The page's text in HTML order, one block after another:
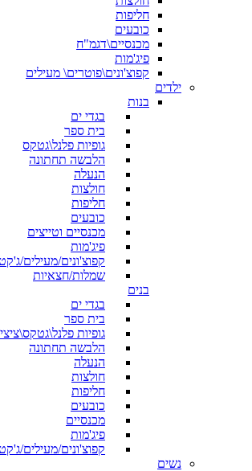
חליפות
כובעים
מכנסיים\דגמ"ח
פיג'מות
קפוצ'ונים\פוטרים\ מעילים
ילדים
בנות
בגדי ים
בית ספר
גופיות פלנל\גטקס
הלבשה תחתונה
הנעלה
חולצות
חליפות
כובעים
מכנסיים וטייצים
פיג'מות
קפוצ'ונים/מעילים/
שמלות/חצאיות
בנים
בגדי ים
בית ספר
גופיות
הלבשה תחתונה
הנעלה
חולצות
חליפות
כובעים
מכנסיים
פיג'מות
קפוצ'ונים/מעילים/
נשים